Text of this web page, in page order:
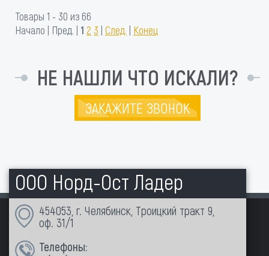
Товары 1 - 30 из 66
Начало | Пред. | 1 2 3 | След. | Конец
НЕ НАШЛИ ЧТО ИСКАЛИ?
ЗАКАЖИТЕ ЗВОНОК
ООО Норд-Ост Ладер
454053, г. Челябинск, Троицкий тракт 9,
оф. 31/1
Телефоны: